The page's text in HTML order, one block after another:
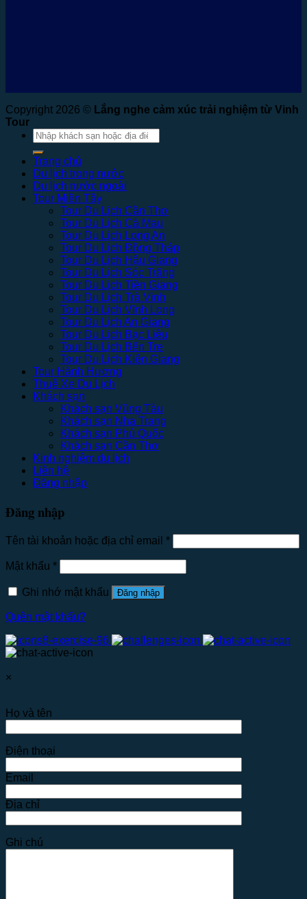
Copyright 2026 © Lắng nghe cảm xúc trải nghiệm từ Vinh
Tour
Tìm
kiếm:
Trang chủ
Du lịch trong nước
Du lịch nước ngoài
Tour Miền Tây
Tour Du Lịch Cần Thơ
Tour Du Lịch Cà Mau
Tour Du Lịch Long An
Tour Du Lịch Đồng Tháp
Tour Du Lịch Hậu Giang
Tour Du Lịch Sóc Trăng
Tour Du Lịch Tiền Giang
Tour Du Lịch Trà Vinh
Tour Du Lịch Vĩnh Long
Tour Du Lịch An Giang
Tour Du Lịch Bạc Liêu
Tour Du Lịch Bến Tre
Tour Du Lịch Kiên Giang
Tour Hành Hương
Thuê Xe Du Lịch
Khách sạn
Khách sạn Vũng Tàu
Khách sạn Nha Trang
Khách sạn Phú Quốc
Khách sạn Cần Thơ
Kinh nghiệm du lịch
Liên hệ
Đăng nhập
Đăng nhập
Tên tài khoản hoặc địa chỉ email *
Mật khẩu *
Ghi nhớ mật khẩu Đăng nhập
Quên mật khẩu?
×
Họ và tên
Điện thoại
Email
Địa chỉ
Ghi chú